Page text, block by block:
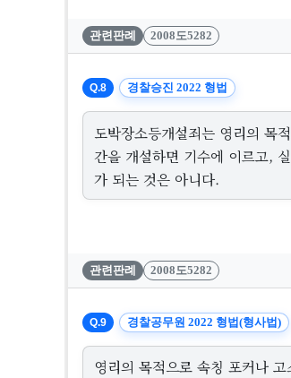
관련판례 2008도5282
Q.8 경찰승진 2022 형법
도박장소등개설죄는 영리의 목
간을 개설하면 기수에 이르고,
가 되는 것은 아니다.
관련판례 2008도5282
Q.9 경찰공무원 2022 형법(형사법)
영리의 목적으로 속칭 포커나